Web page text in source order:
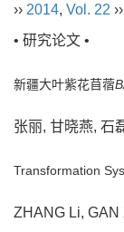
›› 2014, Vol. 22 ››
• 研究论文 •
新疆大叶紫花苜蓿
张丽, 甘晓燕, 石
Transformation
ZHANG Li,